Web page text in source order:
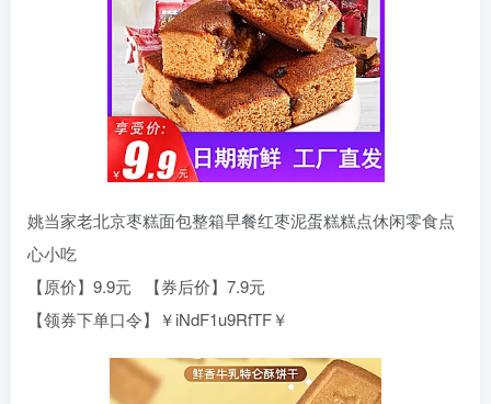
姚当家老北京枣糕面包整箱早餐红枣泥蛋糕糕点休闲零食点
心小吃
【原价】9.9元 【券后价】7.9元
【领券下单口令】￥iNdF1u9RfTF￥